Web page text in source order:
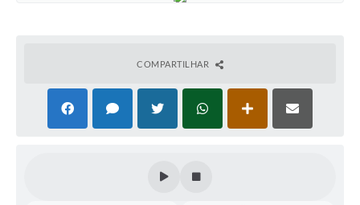
Fale com o Prefeito
COMPARTILHAR